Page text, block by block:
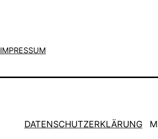
IMPRESSUM
DATENSCHUTZERKLÄRUNG